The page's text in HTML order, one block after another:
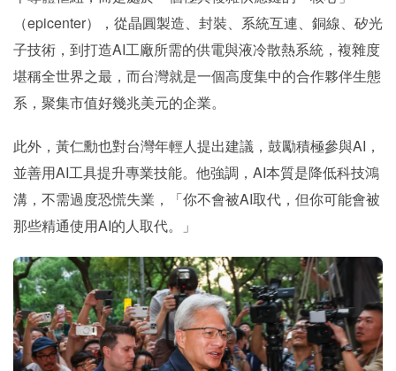
（epicenter），從晶圓製造、封裝、系統互連、銅線、矽光
子技術，到打造AI工廠所需的供電與液冷散熱系統，複雜度
堪稱全世界之最，而台灣就是一個高度集中的合作夥伴生態
系，聚集市值好幾兆美元的企業。
此外，黃仁勳也對台灣年輕人提出建議，鼓勵積極參與AI，
並善用AI工具提升專業技能。他強調，AI本質是降低科技鴻
溝，不需過度恐慌失業，「你不會被AI取代，但你可能會被
那些精通使用AI的人取代。」